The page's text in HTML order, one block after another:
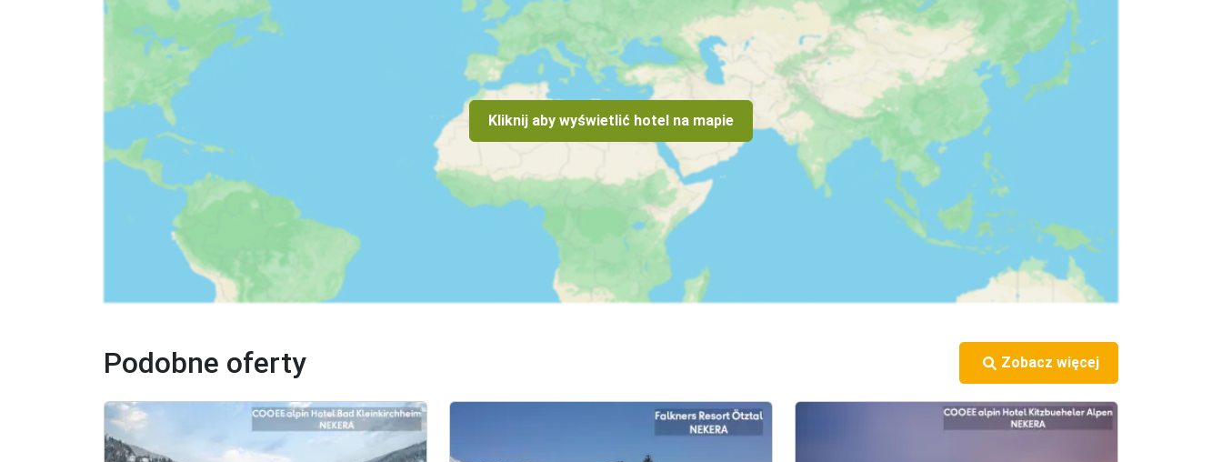
Kliknij aby wyświetlić hotel na mapie
Podobne oferty Zobacz więcej